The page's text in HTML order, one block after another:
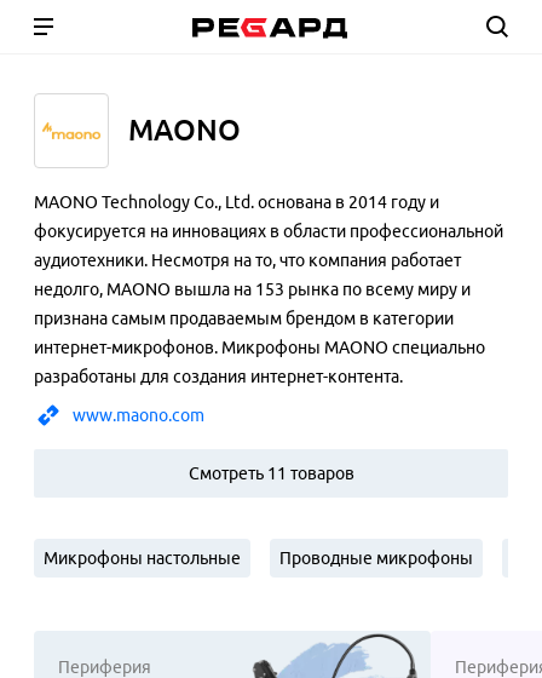
MAONO
MAONO Technology Co., Ltd. основана в 2014 году и
фокусируется на инновациях в области профессиональной
аудиотехники. Несмотря на то, что компания работает
недолго, MAONO вышла на 153 рынка по всему миру и
признана самым продаваемым брендом в категории
интернет-микрофонов. Микрофоны MAONO специально
разработаны для создания интернет-контента.
Смотреть 11 товаров
www.maono.com
Микрофоны настольные Проводные микрофоны
Периферия